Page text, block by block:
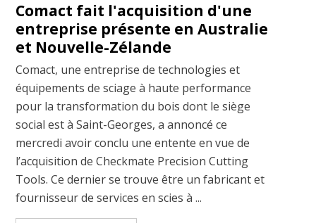
Comact fait l'acquisition d'une
entreprise présente en Australie
et Nouvelle-Zélande
Comact, une entreprise de technologies et
équipements de sciage à haute performance
pour la transformation du bois dont le siège
social est à Saint-Georges, a annoncé ce
mercredi avoir conclu une entente en vue de
l’acquisition de Checkmate Precision Cutting
Tools. Ce dernier se trouve être un fabricant et
fournisseur de services en scies à ...